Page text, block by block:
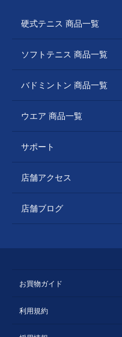
硬式テニス 商品一覧
ソフトテニス 商品一覧
バドミントン 商品一覧
ウエア 商品一覧
サポート
店舗アクセス
店舗ブログ
お買物ガイド
利用規約